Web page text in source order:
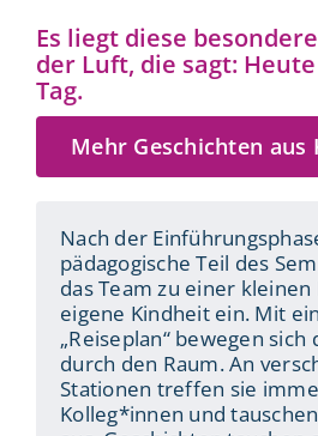
Es liegt diese
der Luft, die sagt:
Tag.
Mehr Geschichten aus
Nach der
pädagogische Teil des
das Team zu einer kleinen
eigene Kindheit ein. Mit
„Reiseplan“ bewegen sich
durch den Raum. An
Stationen treffen sie
Kolleg*innen und